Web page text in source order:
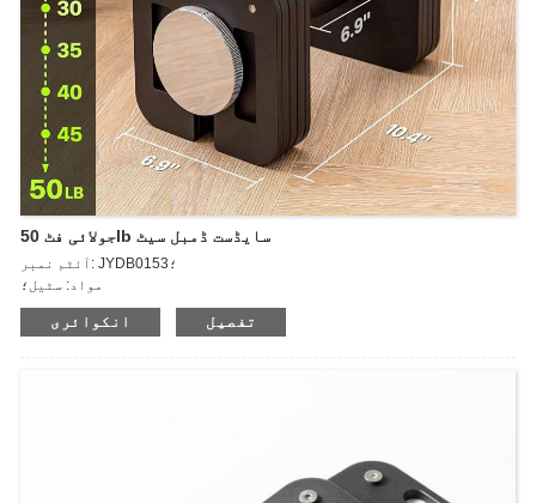
جولائی فٹ 50lb سایڈست ڈمبل سیٹ
آئٹم نمبر: JYDB0153؛
مواد: سٹیل؛
وزن: 50lb~140lb
انکوائری تفصیل